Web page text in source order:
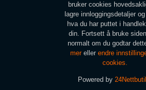
bruker cookies
lagre innloggingsdetaljer
hva du har puttet i
din. Fortsett å bruke
normalt om du godtar
mer eller endre
cookies.
Powered by